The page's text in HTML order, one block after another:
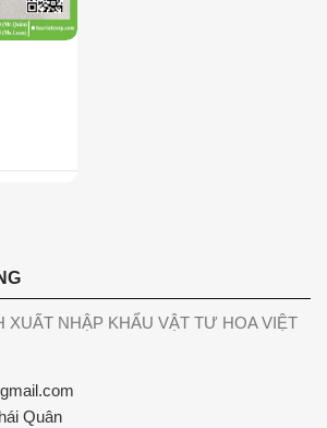
XUẤT NHẬP KHẨU VẬT TƯ HOA VIỆT
Quân